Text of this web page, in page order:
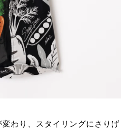
わり、スタイリングにさりげ